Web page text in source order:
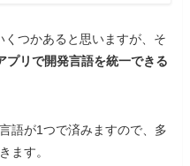
つかあると思いますが、そ
プリで開発言語を統一できる
語が1つで済みますので、多
ます。